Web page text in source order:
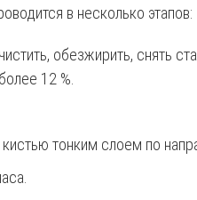
в несколько этапов:
обезжирить, снять
12 %.
тонким слоем по